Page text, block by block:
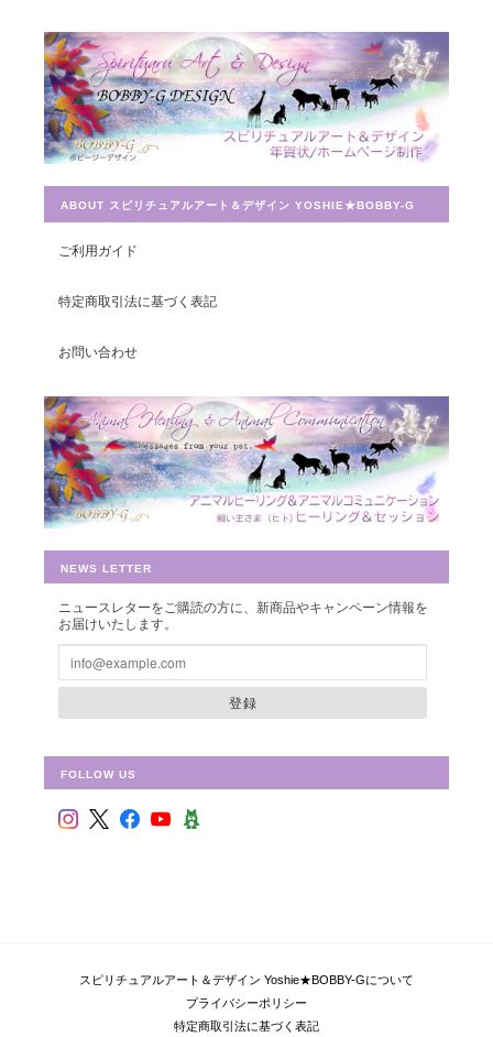
2019/07/26
とても迅速に対応していただき感謝しています。 ありがとうござ
いました。
豊かさを受け取る♪豊かさ・豊かさの循環／エネルギーカード
2019/07/26
早速お財布に入れさせて頂きました。 ありがとうございました。
2018/10/08
2018/09/09
ABOUT スピリチュアルアート＆デザイン YOSHIE★BOBBY-G
ご利用ガイド
特定商取引法に基づく表記
お問い合わせ
NEWS LETTER
ニュースレターをご購読の方に、新商品やキャンペーン情報を
お届けいたします。
登録
FOLLOW US
スピリチュアルアート＆デザイン Yoshie★BOBBY-Gについて
プライバシーポリシー
特定商取引法に基づく表記